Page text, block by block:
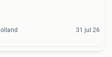
31 jul 26